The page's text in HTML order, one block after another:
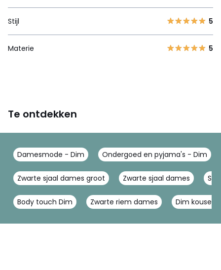
Stijl 5
Materie 5
Te ontdekken
Damesmode - Dim Ondergoed en pyjama's - Dim
Zwarte sjaal dames groot Zwarte sjaal dames
Body touch Dim Zwarte riem dames Dim kousen